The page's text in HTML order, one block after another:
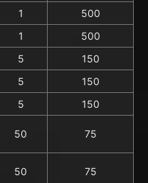
1
500
1
500
5
150
5
150
5
150
50 75
50 75